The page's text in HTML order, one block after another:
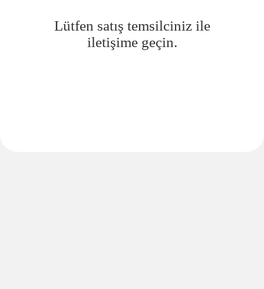
Lütfen satış temsilciniz ile
iletişime geçin.